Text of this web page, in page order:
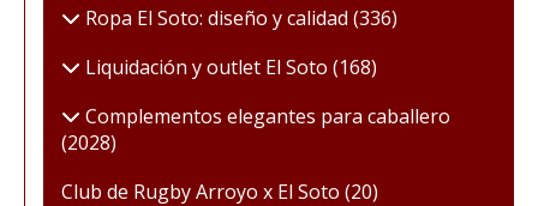
Ropa El Soto: diseño y calidad (336)
Liquidación y outlet El Soto (168)
Complementos elegantes para caballero
(2028)
Club de Rugby Arroyo x El Soto (20)